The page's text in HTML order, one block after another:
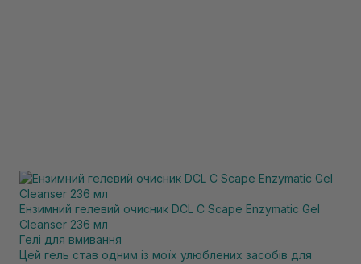
Ензимний гелевий очисник DCL C Scape Enzymatic Gel
Cleanser 236 мл
Гелі для вмивання
Цей гель став одним із моїх улюблених засобів для